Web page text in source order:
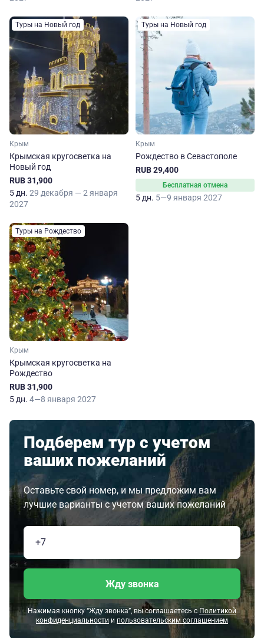
Туры на Новый год
Крым
Крымская кругосветка на
Новый год
RUB 31,900
5 дн. 29 декабря — 2 января
2027
Туры на Новый год
Крым
Рождество в Севастополе
RUB 29,400
Бесплатная отмена
5 дн. 5—9 января 2027
Туры на Рождество
Крым
Крымская кругосветка на
Рождество
RUB 31,900
5 дн. 4—8 января 2027
Подберем тур с учетом
ваших пожеланий
Оставьте свой номер, и мы предложим вам
лучшие варианты с учетом ваших пожеланий
Жду звонка
Нажимая кнопку “Жду звонка”, вы соглашаетесь с Политикой
конфиденциальности и пользовательским соглашением